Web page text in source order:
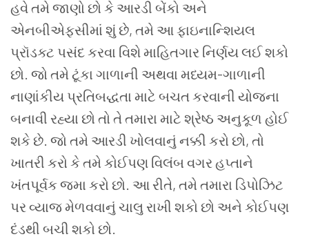
હવે તમે જાણો છો કે આરડી બેંકો અને
એનબીએફસીમાં શું છે, તમે આ ફાઇનાન્શિયલ
પ્રૉડક્ટ પસંદ કરવા વિશે માહિતગાર નિર્ણય લઈ શકો
છો. જો તમે ટૂંકા ગાળાની અથવા મધ્યમ-ગાળાની
નાણાંકીય પ્રતિબદ્ધતા માટે બચત કરવાની યોજના
બનાવી રહ્યા છો તો તે તમારા માટે શ્રેષ્ઠ અનુકૂળ હોઈ
શકે છે. જો તમે આરડી ખોલવાનું નક્કી કરો છો, તો
ખાતરી કરો કે તમે કોઈપણ વિલંબ વગર હપ્તાને
ખંતપૂર્વક જમા કરો છો. આ રીતે, તમે તમારા ડિપોઝિટ
પર વ્યાજ મેળવવાનું ચાલુ રાખી શકો છો અને કોઈપણ
દંડથી બચી શકો છો.